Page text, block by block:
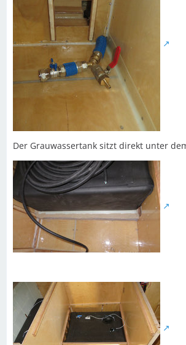
Der Grauwassertank sitzt direkt unter